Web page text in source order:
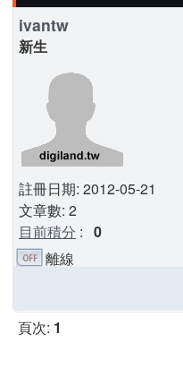
ivantw
新生
註冊日期: 2012-05-21
文章數: 2
目前積分 : 0
離線
頁次: 1